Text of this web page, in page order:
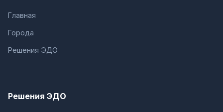
Главная
Города
Решения ЭДО
Решения ЭДО